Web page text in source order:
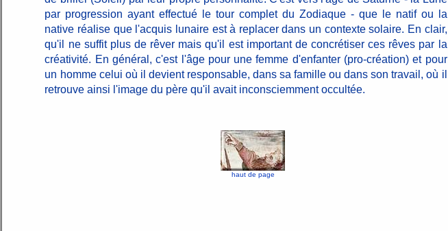
par progression ayant effectué le tour complet du Zodiaque - que le natif ou la
native réalise que l'acquis lunaire est à replacer dans un contexte solaire. En clair,
qu'il ne suffit plus de rêver mais qu'il est important de concrétiser ces rêves par la
créativité. En général, c'est l'âge pour une femme d'enfanter (pro-création) et pour
un homme celui où il devient responsable, dans sa famille ou dans son travail, où il
retrouve ainsi l'image du père qu'il avait inconsciemment occultée.
haut de page